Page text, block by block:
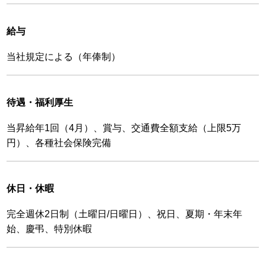
給与
当社規定による（年俸制）
待遇・福利厚生
当昇給年1回（4月）、賞与、交通費全額支給（上限5万
円）、各種社会保険完備
休日・休暇
完全週休2日制（土曜日/日曜日）、祝日、夏期・年末年
始、慶弔、特別休暇